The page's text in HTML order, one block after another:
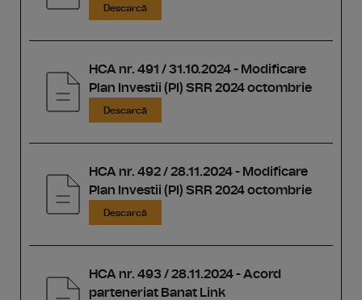
Descarcă
HCA nr. 491 / 31.10.2024 - Modificare
Plan Investii (PI) SRR 2024 octombrie
Descarcă
HCA nr. 492 / 28.11.2024 - Modificare
Plan Investii (PI) SRR 2024 octombrie
Descarcă
HCA nr. 493 / 28.11.2024 - Acord
parteneriat Banat Link